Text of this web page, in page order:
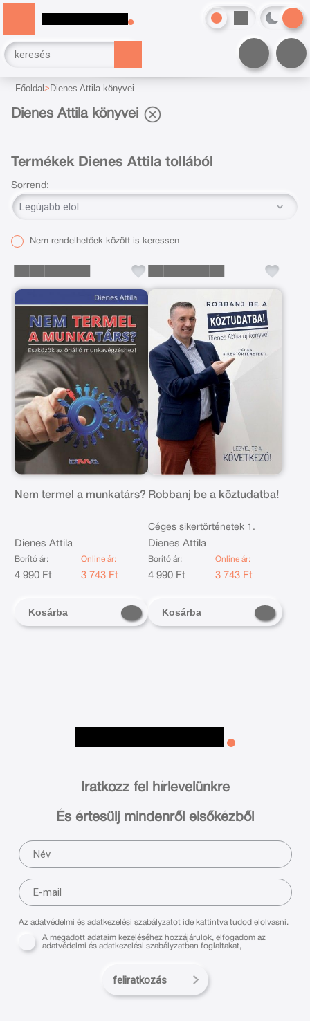
Főoldal Dienes Attila könyvei
Dienes Attila könyvei
Termékek Dienes Attila tollából
Sorrend:
Nem rendelhetőek között is keressen
Nem termel a munkatárs?
Dienes Attila
Borító ár:
4 990 Ft
Online ár:
3 743 Ft
Kosárba
Robbanj be a köztudatba!
Céges sikertörténetek 1.
Dienes Attila
Borító ár:
4 990 Ft
Online ár:
3 743 Ft
Kosárba
Iratkozz fel hírlevelünkre
És értesülj mindenről elsőkézből
Az adatvédelmi és adatkezelési szabályzatot ide kattintva tudod elolvasni.
A megadott adataim kezeléséhez hozzájárulok, elfogadom az
adatvédelmi és adatkezelési szabályzatban foglaltakat,
feliratkozás